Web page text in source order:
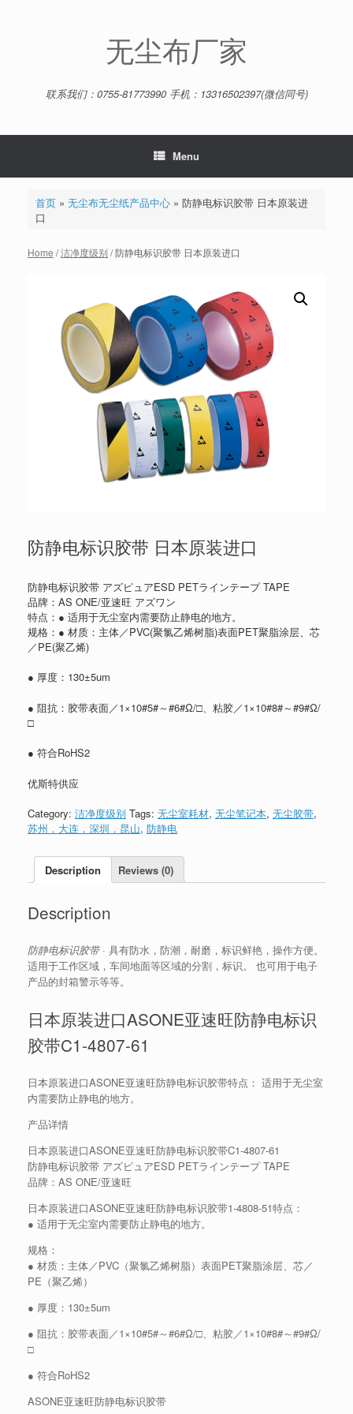
无尘布厂家
联系我们：0755-81773990 手机：13316502397(微信同号)
Menu
首页» 无尘布无尘纸产品中心» 防静电标识胶带 日本原装进
口
Home /洁净度级别 / 防静电标识胶带 日本原装进口
防静电标识胶带 日本原装进口
防静电标识胶带 アズピュアESD PETラインテープ TAPE
品牌：AS ONE/亚速旺 アズワン
特点：● 适用于无尘室内需要防止静电的地方。
规格：● 材质：主体／PVC(聚氯乙烯树脂)表面PET聚脂涂层、芯
／PE(聚乙烯)
● 厚度：130±5um
● 阻抗：胶带表面／1×10#5#～#6#Ω/□、粘胶／1×10#8#～#9#Ω/
□
● 符合RoHS2
优斯特供应
Category: 洁净度级别 Tags: 无尘室耗材, 无尘笔记本, 无尘胶带,
苏州，大连，深圳，昆山, 防静电
Description Reviews (0)
Description
防静电标识胶带· 具有防水，防潮，耐磨，标识鲜艳，操作方便。
适用于工作区域，车间地面等区域的分割，标识。 也可用于电子
产品的封箱警示等等。
日本原装进口ASONE亚速旺防静电标识
胶带C1-4807-61
日本原装进口ASONE亚速旺防静电标识胶带特点： 适用于无尘室
内需要防止静电的地方。
产品详情
日本原装进口ASONE亚速旺防静电标识胶带C1-4807-61
防静电标识胶带 アズピュアESD PETラインテープ TAPE
品牌：AS ONE/亚速旺
日本原装进口ASONE亚速旺防静电标识胶带1-4808-51特点：
● 适用于无尘室内需要防止静电的地方。
规格：
● 材质：主体／PVC（聚氯乙烯树脂）表面PET聚脂涂层、芯／
PE（聚乙烯）
● 厚度：130±5um
● 阻抗：胶带表面／1×10#5#～#6#Ω/□、粘胶／1×10#8#～#9#Ω/
□
● 符合RoHS2
ASONE亚速旺防静电标识胶带